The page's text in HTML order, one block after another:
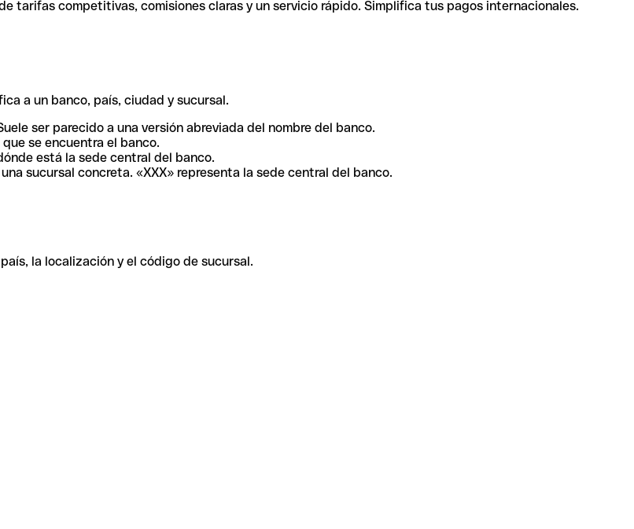
tarifas competitivas, comisiones claras y un servicio rápido. Simplifica tus pagos internacionales.
a un banco, país, ciudad y sucursal.
ser parecido a una versión abreviada del nombre del banco.
se encuentra el banco.
está la sede central del banco.
sucursal concreta. «XXX» representa la sede central del banco.
la localización y el código de sucursal.